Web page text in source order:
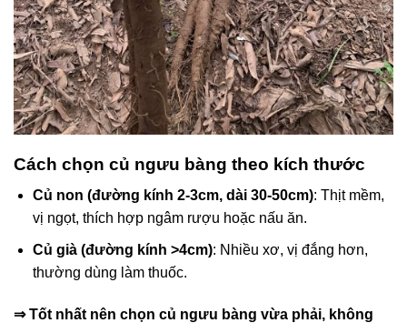
Cách chọn củ ngưu bàng theo kích thước
Củ non (đường kính 2-3cm, dài 30-50cm): Thịt mềm,
vị ngọt, thích hợp ngâm rượu hoặc nấu ăn.
Củ già (đường kính >4cm): Nhiều xơ, vị đắng hơn,
thường dùng làm thuốc.
⇒ Tốt nhất nên chọn củ ngưu bàng vừa phải, không